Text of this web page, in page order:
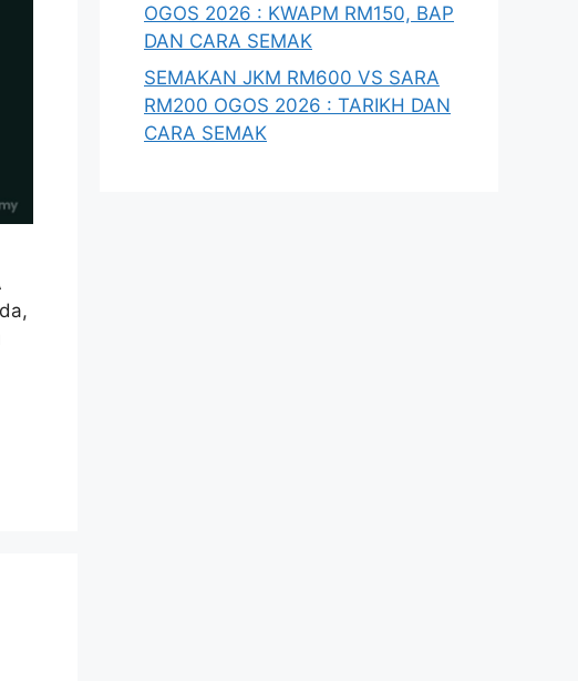
OGOS 2026 : KWAPM RM150, BAP
DAN CARA SEMAK
SEMAKAN JKM RM600 VS SARA
RM200 OGOS 2026 : TARIKH DAN
CARA SEMAK